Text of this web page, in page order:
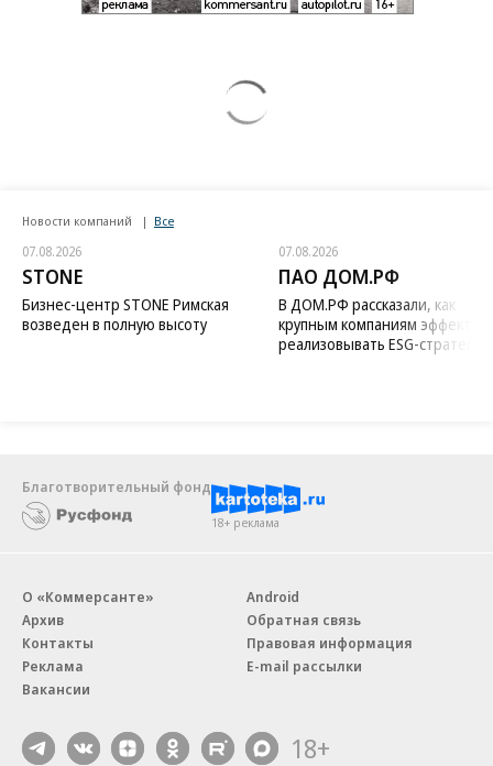
Новости компаний Все
07.08.2026
STONE
Бизнес-центр STONE Римская
возведен в полную высоту
07.08.2026
ПАО ДОМ.РФ
В ДОМ.РФ рассказали, как
крупным компаниям
реализовывать ESG-стратегию
Благотворительный фонд
18+ реклама
О «Коммерсанте»
Архив
Контакты
Реклама
Вакансии
Android
Обратная связь
Правовая информация
E-mail рассылки
18+